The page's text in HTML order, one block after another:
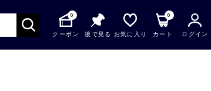
0
クーポン 後で見る お気に入り
0
カート ログイン